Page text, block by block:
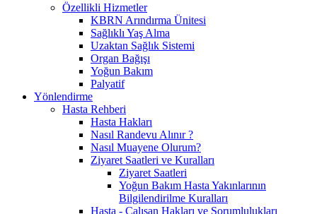
Özellikli Hizmetler
KBRN Arındırma Ünitesi
Sağlıklı Yaş Alma
Uzaktan Sağlık Sistemi
Organ Bağışı
Yoğun Bakım
Palyatif
Yönlendirme
Hasta Rehberi
Hasta Hakları
Nasıl Randevu Alınır ?
Nasıl Muayene Olurum?
Ziyaret Saatleri ve Kuralları
Ziyaret Saatleri
Yoğun Bakım Hasta Yakınlarının
Bilgilendirilme Kuralları
Hasta - Çalışan Hakları ve Sorumlulukları